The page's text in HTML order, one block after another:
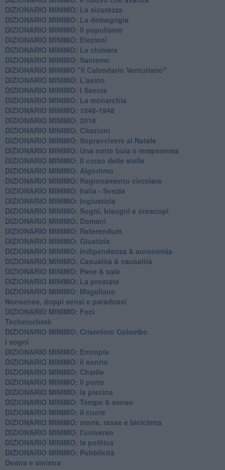
DIZIONARIO MINIMO: La sicurezza
DIZIONARIO MINIMO: La demagogia
DIZIONARIO MINIMO: Il populismo
DIZIONARIO MINIMO: Elezioni
DIZIONARIO MINIMO: La chimera
DIZIONARIO MINIMO: Sanremo
DIZIONARIO MINIMO "Il Calendario Venturiano"
DIZIONARIO MINIMO: L'asino
DIZIONARIO MINIMO: I Savoia
DIZIONARIO MINIMO: La monarchia
DIZIONARIO MINIMO: 1848-1948
DIZIONARIO MINIMO: 2018
DIZIONARIO MINIMO: Citazioni
DIZIONARIO MINIMO: ​Sopravvivere al Natale
DIZIONARIO MINIMO: ​Una notte buia e tempestosa
DIZIONARIO MINIMO: Il corso delle stelle
DIZIONARIO MINIMO: Algoritmo
DIZIONARIO MINIMO: Ragionamento circolare
DIZIONARIO MINIMO: Italia - Svezia
DIZIONARIO MINIMO: ​Ingiustizia
DIZIONARIO MINIMO: ​Sogni, bisogni e oroscopi
DIZIONARIO MINIMO: Domani
DIZIONARIO MINIMO: Referendum
DIZIONARIO MINIMO: Giustizia
DIZIONARIO MINIMO: ​Indipendenza & autonomia
DIZIONARIO MINIMO: ​Casualità & causalità
​DIZIONARIO MINIMO: Pane & sale
DIZIONARIO MINIMO: La prostata
​DIZIONARIO MINIMO: Magellano
Nonsense, doppi sensi e paradossi
DIZIONARIO MINIMO: Feci
Techetechetè
DIZIONARIO MINIMO: Cristoforo Colombo
I sogni
DIZIONARIO MINIMO: Entropia
DIZIONARIO MINIMO: il sonno
DIZIONARIO MINIMO: Charlie
DIZIONARIO MINIMO: il porto
DIZIONARIO MINIMO: la piscina
DIZIONARIO MINIMO: Tempo & senso
DIZIONARIO MINIMO: il cuore
DIZIONARIO MINIMO: morte, tasse e bicicletta
DIZIONARIO MINIMO: l'universo
DIZIONARIO MINIMO: la politica
DIZIONARIO MINIMO: Pubblicità
Destra e sinistra